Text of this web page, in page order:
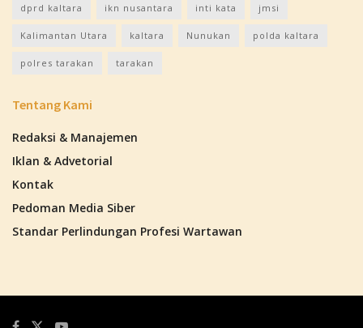
dprd kaltara ikn nusantara inti kata jmsi
Kalimantan Utara kaltara Nunukan polda kaltara
polres tarakan tarakan
Tentang Kami
Redaksi & Manajemen
Iklan & Advetorial
Kontak
Pedoman Media Siber
Standar Perlindungan Profesi Wartawan